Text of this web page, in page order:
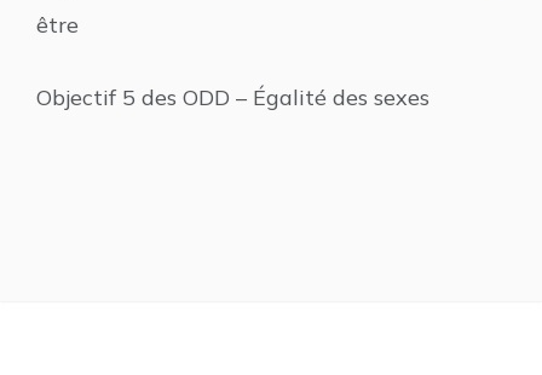
être
Objectif 5 des ODD – Égalité des sexes